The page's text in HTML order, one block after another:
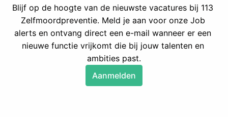
Blijf op de hoogte van de nieuwste vacatures bij 113
Zelfmoordpreventie. Meld je aan voor onze Job
alerts en ontvang direct een e-mail wanneer er een
nieuwe functie vrijkomt die bij jouw talenten en
ambities past.
Aanmelden